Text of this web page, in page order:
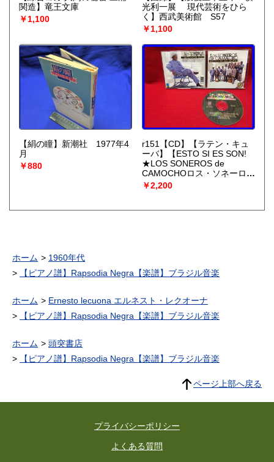
関造】竜王文庫
￥1,100
光利一展 現代芸術をひら
く】西武美術館 S57
￥1,100
【絹の瞳】新潮社 1977年4
月
￥880
r151【CD】【ラテン・キュ
ーバ】【ESTO SI ES SON!
★LOS SONEROS de
CAMOCHOロス・ソネーロ
ス・デ・カマーチョ 】
￥2,200
ホーム
1960年代
【ピアノ譜】Rapsodia Negra【楽譜】ブラジル音楽
ホーム
Ernesto lecuona エルネスト・レクオーナ
【ピアノ譜】Rapsodia Negra【楽譜】ブラジル音楽
ホーム
頭突書店
【ピアノ譜】Rapsodia Negra【楽譜】ブラジル音楽
ページ上部へ戻る
プライバシーポリシー
よくある質問